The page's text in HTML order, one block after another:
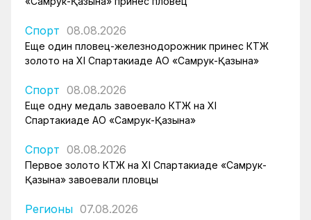
Спорт 08.08.2026
Еще один пловец-железнодорожник принес КТЖ
золото на XI Спартакиаде АО «Самрук-Қазына»
Спорт 08.08.2026
Еще одну медаль завоевало КТЖ на XI
Спартакиаде АО «Самрук-Қазына»
Спорт 08.08.2026
Первое золото КТЖ на XI Спартакиаде «Самрук-
Қазына» завоевали пловцы
Регионы 07.08.2026